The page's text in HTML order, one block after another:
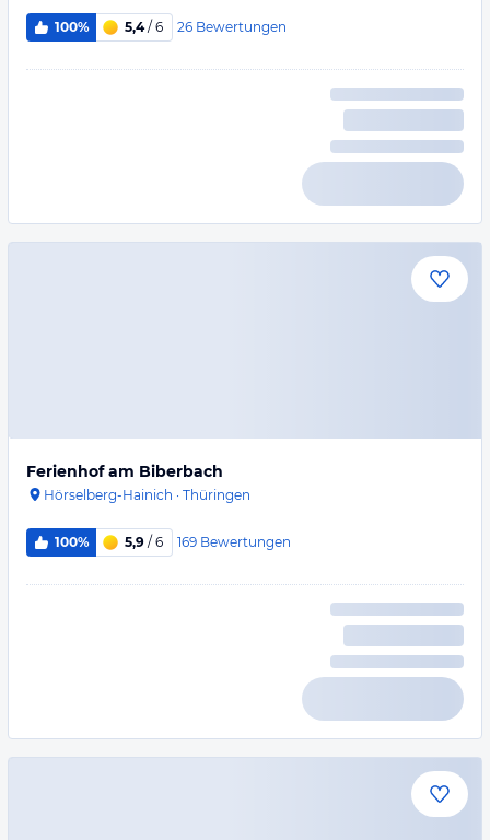
100% 5,4/ 6 26 Bewertungen
Ferienhof am Biberbach
Hörselberg-Hainich · Thüringen
100% 5,9 / 6 169 Bewertungen